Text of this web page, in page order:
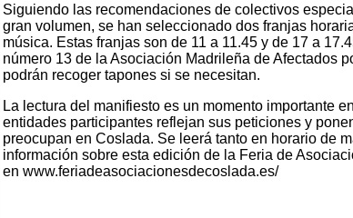
Siguiendo las recomendaciones de colectivos
gran volumen, se han seleccionado dos franjas
música. Estas franjas son de 11 a 11.45 y de 17 a
número 13 de la Asociación Madrileña de Afectados
podrán recoger tapones si se necesitan.
La lectura del manifiesto es un momento importante
entidades participantes reflejan sus peticiones y
preocupan en Coslada. Se leerá tanto en horario de
información sobre esta edición de la Feria de
en www.feriadeasociacionesdecoslada.es/